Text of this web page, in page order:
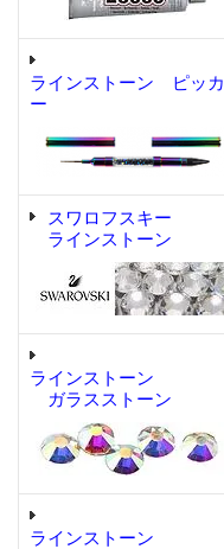
ラインストーン ピッカ
ー
スワロフスキー
ラインストーン
ラインストーン
ガラスストーン
ラインストーン